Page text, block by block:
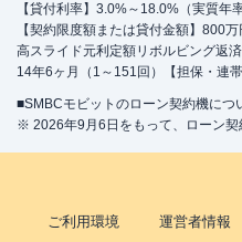
【貸付利率】3.0%～18.0%（実質年
【契約限度額または貸付金額】800
高スライド元利定額リボルビング返
14年6ヶ月（1～151回）【担保・連
■SMBCモビットのローン契約機につ
※ 2026年9月6日をもって、ローン契
ご利用環境 運営者情報